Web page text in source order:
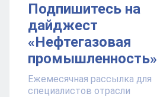
Подпишитесь на
дайджест
«Нефтегазовая
промышленность»
Ежемесячная рассылка для
специалистов отрасли